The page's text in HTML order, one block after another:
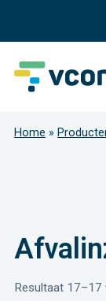
Home »
Resultaat 17–17